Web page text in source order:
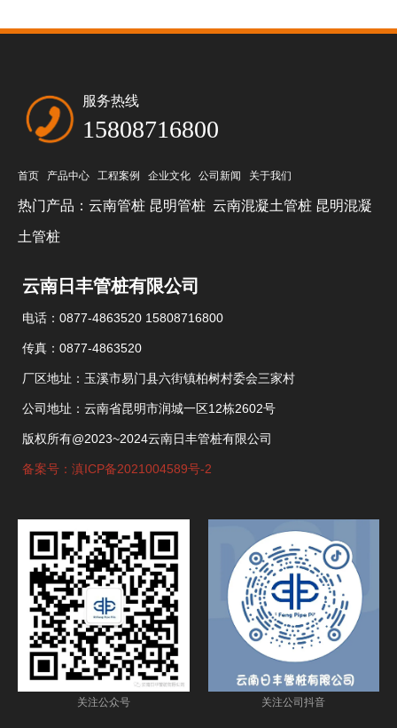
服务热线
15808716800
首页 产品中心 工程案例 企业文化 公司新闻 关于我们
热门产品： 云南管桩 昆明管桩 云南混凝土管桩 昆明混凝
土管桩
云南日丰管桩有限公司
电话：0877-4863520 15808716800
传真：0877-4863520
厂区地址：玉溪市易门县六街镇柏树村委会三家村
公司地址：云南省昆明市润城一区12栋2602号
版权所有@2023~2024云南日丰管桩有限公司
备案号：滇ICP备2021004589号-2
关注公众号 关注公司抖音